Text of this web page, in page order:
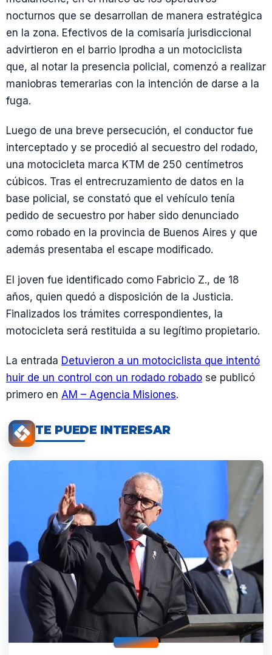
nocturnos que se desarrollan de manera estratégica
en la zona. Efectivos de la comisaría jurisdiccional
advirtieron en el barrio Iprodha a un motociclista
que, al notar la presencia policial, comenzó a realizar
maniobras temerarias con la intención de darse a la
fuga.
Luego de una breve persecución, el conductor fue
interceptado y se procedió al secuestro del rodado,
una motocicleta marca KTM de 250 centímetros
cúbicos. Tras el entrecruzamiento de datos en la
base policial, se constató que el vehículo tenía
pedido de secuestro por haber sido denunciado
como robado en la provincia de Buenos Aires y que
además presentaba el escape modificado.
El joven fue identificado como Fabricio Z., de 18
años, quien quedó a disposición de la Justicia.
Finalizados los trámites correspondientes, la
motocicleta será restituida a su legítimo propietario.
La entrada Detuvieron a un motociclista que intentó
huir de un control con un rodado robado se publicó
primero en AM – Agencia Misiones.
TE PUEDE INTERESAR